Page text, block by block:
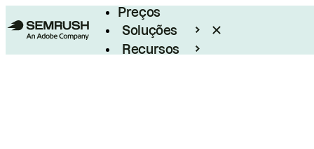
Preços
Soluções
Recursos